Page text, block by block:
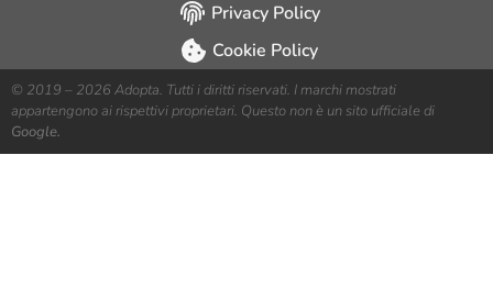
Privacy Policy
Cookie Policy
© 2019 – 2026 Adopta. Tutti i diritti riservati. I marchi mostrati
appartengono ai rispettivi proprietari. Questo non è un sito ufficiale di
Google.